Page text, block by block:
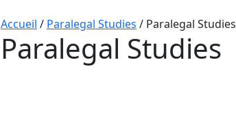
Accueil / Paralegal Studies / Paralegal Studies
Paralegal Studies